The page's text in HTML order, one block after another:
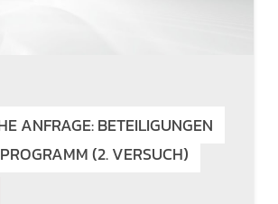
ANFRAGE: BETEILIGUNGEN
(2. VERSUCH)